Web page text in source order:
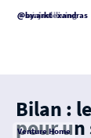
@minimalliving
@sanjaalexandras
@by.arkt
Bilan :
pour un
Venture Home